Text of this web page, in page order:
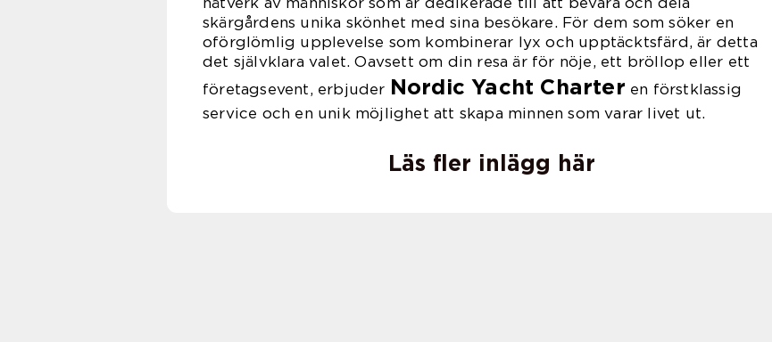
skärgårdens unika skönhet med sina besökare. För dem som söker en
oförglömlig upplevelse som kombinerar lyx och upptäcktsfärd, är detta
det självklara valet. Oavsett om din resa är för nöje, ett bröllop eller ett
företagsevent, erbjuder Nordic Yacht Charter en förstklassig
service och en unik möjlighet att skapa minnen som varar livet ut.
Läs fler inlägg här